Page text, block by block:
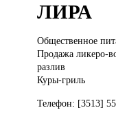
ЛИРА
Общественное
Продажа ликеро-
разлив
Куры-гриль
Телефон: [3513]